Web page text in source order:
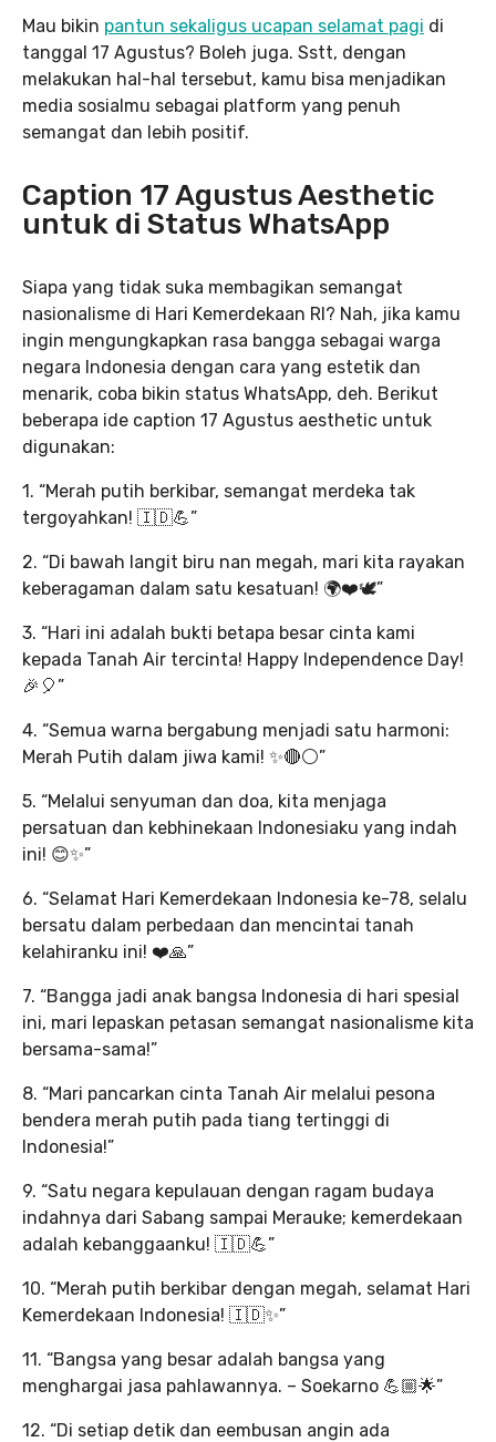
Mau bikin pantun sekaligus ucapan selamat pagi di
tanggal 17 Agustus? Boleh juga. Sstt, dengan
melakukan hal-hal tersebut, kamu bisa menjadikan
media sosialmu sebagai platform yang penuh
semangat dan lebih positif.
Caption 17 Agustus Aesthetic
untuk di Status WhatsApp
Siapa yang tidak suka membagikan semangat
nasionalisme di Hari Kemerdekaan RI? Nah, jika kamu
ingin mengungkapkan rasa bangga sebagai warga
negara Indonesia dengan cara yang estetik dan
menarik, coba bikin status WhatsApp, deh. Berikut
beberapa ide caption 17 Agustus aesthetic untuk
digunakan:
1. “Merah putih berkibar, semangat merdeka tak
tergoyahkan! 🇮🇩💪”
2. “Di bawah langit biru nan megah, mari kita rayakan
keberagaman dalam satu kesatuan! 🌍❤️🕊️”
3. “Hari ini adalah bukti betapa besar cinta kami
kepada Tanah Air tercinta! Happy Independence Day!
🎉🎈”
4. “Semua warna bergabung menjadi satu harmoni:
Merah Putih dalam jiwa kami! ✨🔴⚪”
5. “Melalui senyuman dan doa, kita menjaga
persatuan dan kebhinekaan Indonesiaku yang indah
ini! 😊✨”
6. “Selamat Hari Kemerdekaan Indonesia ke-78, selalu
bersatu dalam perbedaan dan mencintai tanah
kelahiranku ini! ❤️🙏”
7. “Bangga jadi anak bangsa Indonesia di hari spesial
ini, mari lepaskan petasan semangat nasionalisme kita
bersama-sama!”
8. “Mari pancarkan cinta Tanah Air melalui pesona
bendera merah putih pada tiang tertinggi di
Indonesia!”
9. “Satu negara kepulauan dengan ragam budaya
indahnya dari Sabang sampai Merauke; kemerdekaan
adalah kebanggaanku! 🇮🇩💪”
10. “Merah putih berkibar dengan megah, selamat Hari
Kemerdekaan Indonesia! 🇮🇩✨”
11. “Bangsa yang besar adalah bangsa yang
menghargai jasa pahlawannya. – Soekarno 💪🏼🌟”
12. “Di setiap detik dan eembusan angin ada